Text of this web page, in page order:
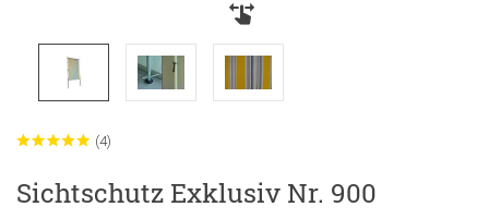
(4)
Sichtschutz Exklusiv Nr. 900